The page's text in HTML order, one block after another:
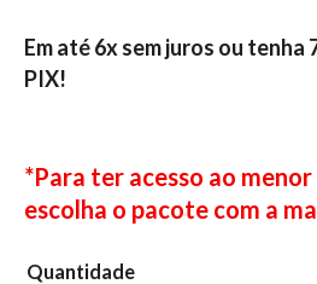
Em até 6x sem juros ou tenha
PIX!
*Para ter acesso ao
escolha o pacote com a
Quantidade